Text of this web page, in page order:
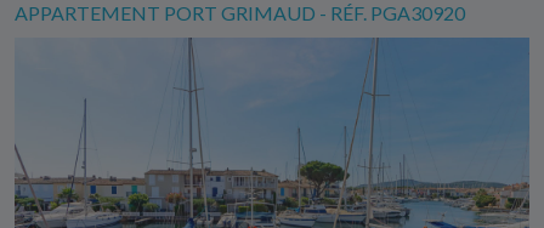
APPARTEMENT PORT GRIMAUD - RÉF. PGA30920